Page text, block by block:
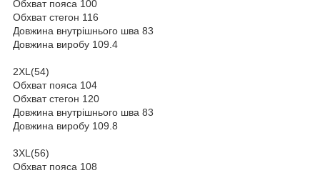
Обхват пояса 100
Обхват стегон 116
Довжина внутрішнього шва 83
Довжина виробу 109.4
2XL(54)
Обхват пояса 104
Обхват стегон 120
Довжина внутрішнього шва 83
Довжина виробу 109.8
3XL(56)
Обхват пояса 108